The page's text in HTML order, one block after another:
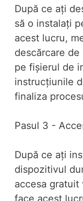
După ce ați
să o instalați
acest lucru,
descărcare
pe fișierul de
instrucțiunile
finaliza
Pasul 3 -
După ce ați
dispozitivul
accesa gratuit
face acest